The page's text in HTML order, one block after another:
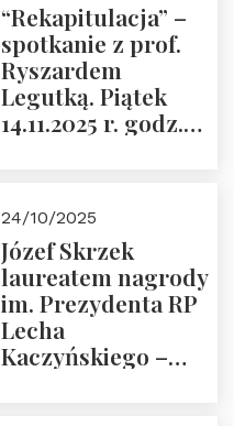
“Rekapitulacja” –
spotkanie z prof.
Ryszardem
Legutką. Piątek
14.11.2025 r. godz.
24/10/2025
Józef Skrzek
laureatem nagrody
im. Prezydenta RP
Lecha
Kaczyńskiego –